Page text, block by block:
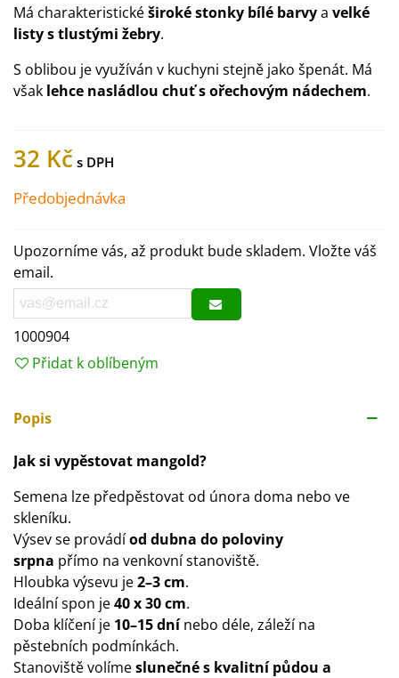
Má charakteristickéširoké stonky bílé barvya velké
listy s tlustými žebry.
S oblibou je využíván v kuchyni stejně jako špenát. Má
však lehce nasládlou chuť s ořechovým nádechem.
32 Kč
Předobjednávka
Upozorníme vás, až produkt bude skladem. Vložte váš
email.
1000904
Přidat k oblíbeným
Popis
Jak si vypěstovat mangold?
Semena lze předpěstovat od února doma nebo ve
skleníku.
Výsev se provádíod dubna do poloviny
srpna přímo na venkovní stanoviště.
Hloubka výsevu je2–3 cm.
Ideální spon je40 x 30 cm.
Doba klíčení je 10–15 dnínebo déle, záleží na
pěstebních podmínkách.
Stanoviště volímeslunečnés kvalitní půdou a